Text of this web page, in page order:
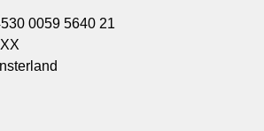
0059 5640 21